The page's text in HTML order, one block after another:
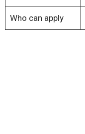
Who can apply